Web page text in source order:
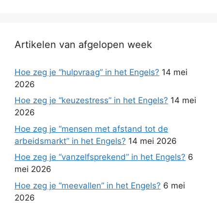
Artikelen van afgelopen week
Hoe zeg je “hulpvraag” in het Engels? 14 mei
2026
Hoe zeg je “keuzestress” in het Engels? 14 mei
2026
Hoe zeg je “mensen met afstand tot de
arbeidsmarkt” in het Engels? 14 mei 2026
Hoe zeg je “vanzelfsprekend” in het Engels? 6
mei 2026
Hoe zeg je “meevallen” in het Engels? 6 mei
2026